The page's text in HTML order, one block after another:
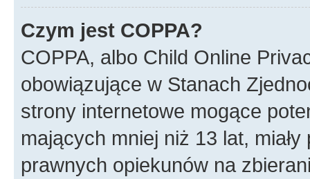
Czym jest COPPA?
COPPA, albo Child Online
obowiązujące w Stanach
strony internetowe mogące
mających mniej niż 13 lat,
prawnych opiekunów na